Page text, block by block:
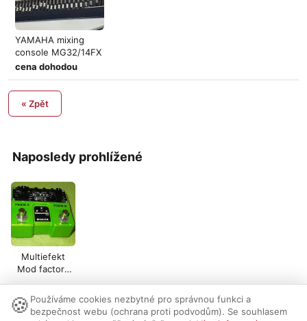
Naposledy prohlížené
Multiefekt
Mod factory
YAMAHA mixing
console MG32/14FX
cena dohodou
« Zpět
Nastavení cookies | Vzhled:světlý tmavý | Kontakt
🍪 Používáme cookies nezbytné pro správnou funkci a
bezpečnost webu (ochrana proti podvodům). Se souhlasem